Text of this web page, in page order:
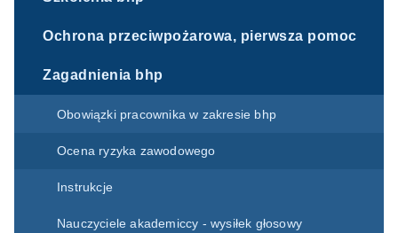
Ochrona przeciwpożarowa, pierwsza pomoc
Zagadnienia bhp
Obowiązki pracownika w zakresie bhp
Ocena ryzyka zawodowego
Instrukcje
Nauczyciele akademiccy - wysiłek głosowy